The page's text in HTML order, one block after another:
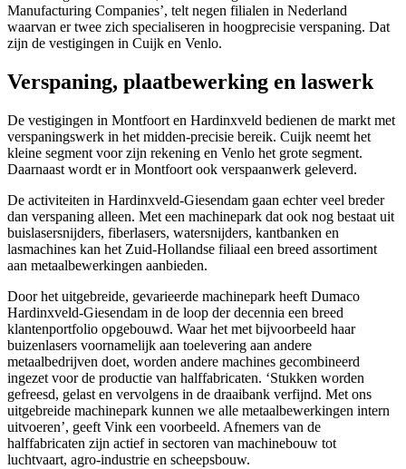
Manufacturing Companies’, telt negen filialen in Nederland
waarvan er twee zich specialiseren in hoogprecisie verspaning. Dat
zijn de vestigingen in Cuijk en Venlo.
Verspaning, plaatbewerking en laswerk
De vestigingen in Montfoort en Hardinxveld bedienen de markt met
verspaningswerk in het midden-precisie bereik. Cuijk neemt het
kleine segment voor zijn rekening en Venlo het grote segment.
Daarnaast wordt er in Montfoort ook verspaanwerk geleverd.
De activiteiten in Hardinxveld-Giesendam gaan echter veel breder
dan verspaning alleen. Met een machinepark dat ook nog bestaat uit
buislasersnijders, fiberlasers, watersnijders, kantbanken en
lasmachines kan het Zuid-Hollandse filiaal een breed assortiment
aan metaalbewerkingen aanbieden.
Door het uitgebreide, gevarieerde machinepark heeft Dumaco
Hardinxveld-Giesendam in de loop der decennia een breed
klantenportfolio opgebouwd. Waar het met bijvoorbeeld haar
buizenlasers voornamelijk aan toelevering aan andere
metaalbedrijven doet, worden andere machines gecombineerd
ingezet voor de productie van halffabricaten. ‘Stukken worden
gefreesd, gelast en vervolgens in de draaibank verfijnd. Met ons
uitgebreide machinepark kunnen we alle metaalbewerkingen intern
uitvoeren’, geeft Vink een voorbeeld. Afnemers van de
halffabricaten zijn actief in sectoren van machinebouw tot
luchtvaart, agro-industrie en scheepsbouw.